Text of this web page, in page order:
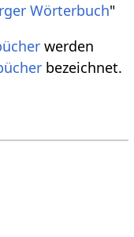
Wörterbuch"
werden
bezeichnet.